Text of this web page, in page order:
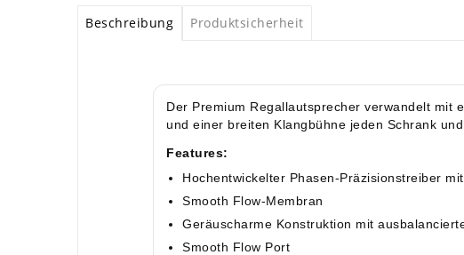
Beschreibung Produktsicherheit
Der Premium Regallautsprecher verwandelt mit
und einer breiten Klangbühne jeden Schrank
Features:
Hochentwickelter Phasen-Präzisionstreiber
Smooth Flow-Membran
Geräuscharme Konstruktion mit
Smooth Flow Port